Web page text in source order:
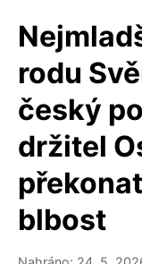
rodu
český
držitel
blbost